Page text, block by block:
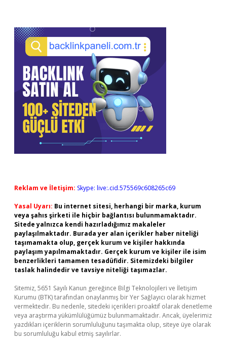
Reklam ve İletişim: Skype: live:.cid.575569c608265c69
Yasal Uyarı: Bu internet sitesi, herhangi bir marka, kurum
veya şahıs şirketi ile hiçbir bağlantısı bulunmamaktadır.
Sitede yalnızca kendi hazırladığımız makaleler
paylaşılmaktadır. Burada yer alan içerikler haber niteliği
taşımamakta olup, gerçek kurum ve kişiler hakkında
paylaşım yapılmamaktadır. Gerçek kurum ve kişiler ile isim
benzerlikleri tamamen tesadüfidir. Sitemizdeki bilgiler
taslak halindedir ve tavsiye niteliği taşımazlar.
Sitemiz, 5651 Sayılı Kanun gereğince Bilgi Teknolojileri ve İletişim
Kurumu (BTK) tarafından onaylanmış bir Yer Sağlayıcı olarak hizmet
vermektedir. Bu nedenle, sitedeki içerikleri proaktif olarak denetleme
veya araştırma yükümlülüğümüz bulunmamaktadır. Ancak, üyelerimiz
yazdıkları içeriklerin sorumluluğunu taşımakta olup, siteye üye olarak
bu sorumluluğu kabul etmiş sayılırlar.